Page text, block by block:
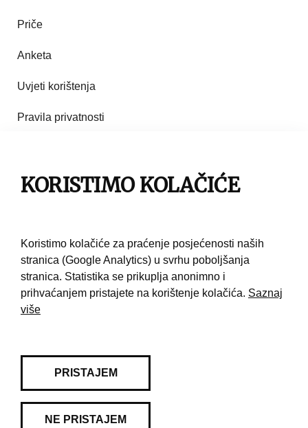
Priče
Anketa
Uvjeti korištenja
Pravila privatnosti
Pravila korištenja
KORISTIMO KOLAČIĆE
Koristimo kolačiće za praćenje posjećenosti naših
stranica (Google Analytics) u svrhu poboljšanja
stranica. Statistika se prikuplja anonimno i
prihvaćanjem pristajete na korištenje kolačića. Saznaj
više
PRISTAJEM
NE PRISTAJEM